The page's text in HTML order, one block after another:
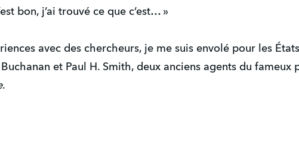
bon, j’ai trouvé ce que c’est… »
avec des chercheurs, je me suis envolé pour les
et Paul H. Smith, deux anciens agents du fameux
.